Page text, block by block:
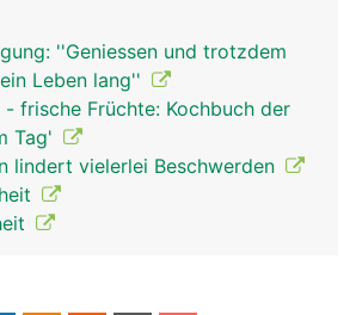
''Geniessen und trotzdem
Leben lang''
- frische Früchte: Kochbuch der
Tag'
lindert vielerlei Beschwerden